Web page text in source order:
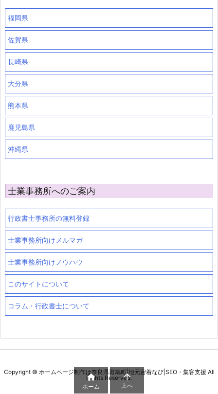
福岡県
佐賀県
長崎県
大分県
熊本県
鹿児島県
沖縄県
士業事務所へのご案内
行政書士事務所の無料登録
士業事務所向けメルマガ
士業事務所向けノウハウ
このサイトについて
コラム・行政書士について
Copyright © ホームページ制作は奈良県斑鳩町|地元密着なび|SEO・集客支援 All
Rights Reserved.

ホーム

上へ